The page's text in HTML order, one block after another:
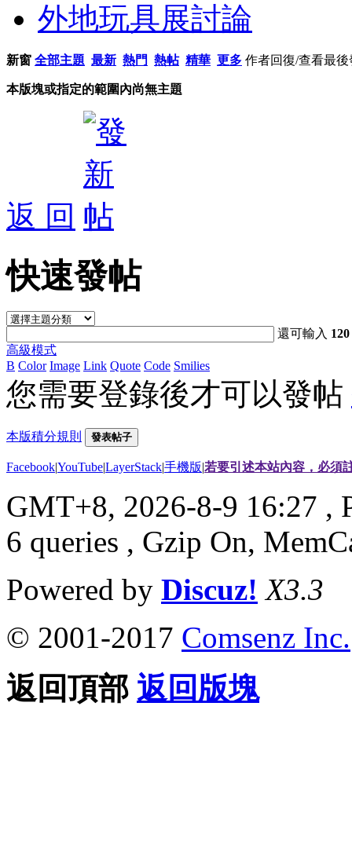
外地玩具展討論
新窗 全部主題 最新 熱門 熱帖 精華 更多 作者回復/查看最後
本版塊或指定的範圍內尚無主題
返 回
快速發帖
還可輸入 120
高級模式
B Color Image Link Quote Code Smilies
您需要登錄後才可以發帖
本版積分規則 發表帖子
Facebook|YouTube|LayerStack|手機版|若要引述本站內容，必須
GMT+8, 2026-8-9 16:27 ,
6 queries , Gzip On,
Powered by Discuz! X3.3
© 2001-2017 Comsenz Inc.
返回頂部 返回版塊